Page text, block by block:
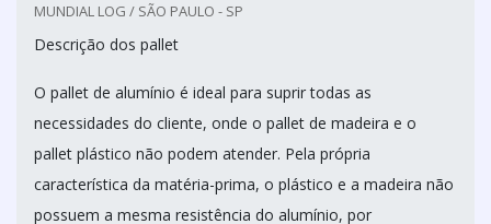
MUNDIAL LOG / SÃO PAULO - SP
Descrição dos pallet
O pallet de alumínio é ideal para suprir todas as
necessidades do cliente, onde o pallet de madeira e o
pallet plástico não podem atender. Pela própria
característica da matéria-prima, o plástico e a madeira não
possuem a mesma resistência do alumínio, por